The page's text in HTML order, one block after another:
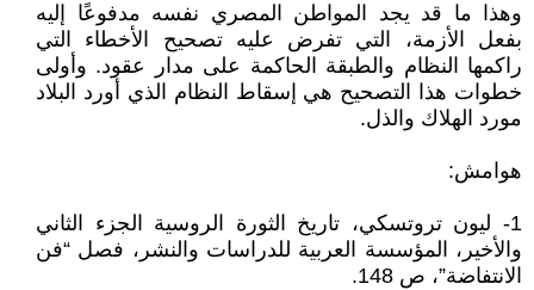
وهذا ما قد يجد المواطن المصري نفسه مدفوعًا إليه
بفعل الأزمة، التي تفرض عليه تصحيح الأخطاء التي
راكمها النظام والطبقة الحاكمة على مدار عقود. وأولى
خطوات هذا التصحيح هي إسقاط النظام الذي أورد البلاد
مورد الهلاك والذل.
هوامش:
1- ليون تروتسكي، تاريخ الثورة الروسية الجزء الثاني
والأخير، المؤسسة العربية للدراسات والنشر، فصل “فن
الانتفاضة”، ص 148.